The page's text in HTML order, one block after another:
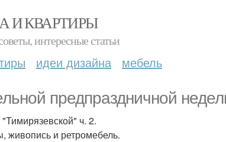
И КВАРТИРЫ
интересные статьи
идеи дизайна мебель
предпраздничной
ч. 2.
живопись и ретромебель.